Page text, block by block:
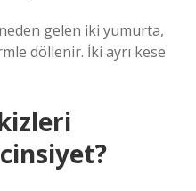
gelen iki yumurta,
döllenir. İki ayrı kese